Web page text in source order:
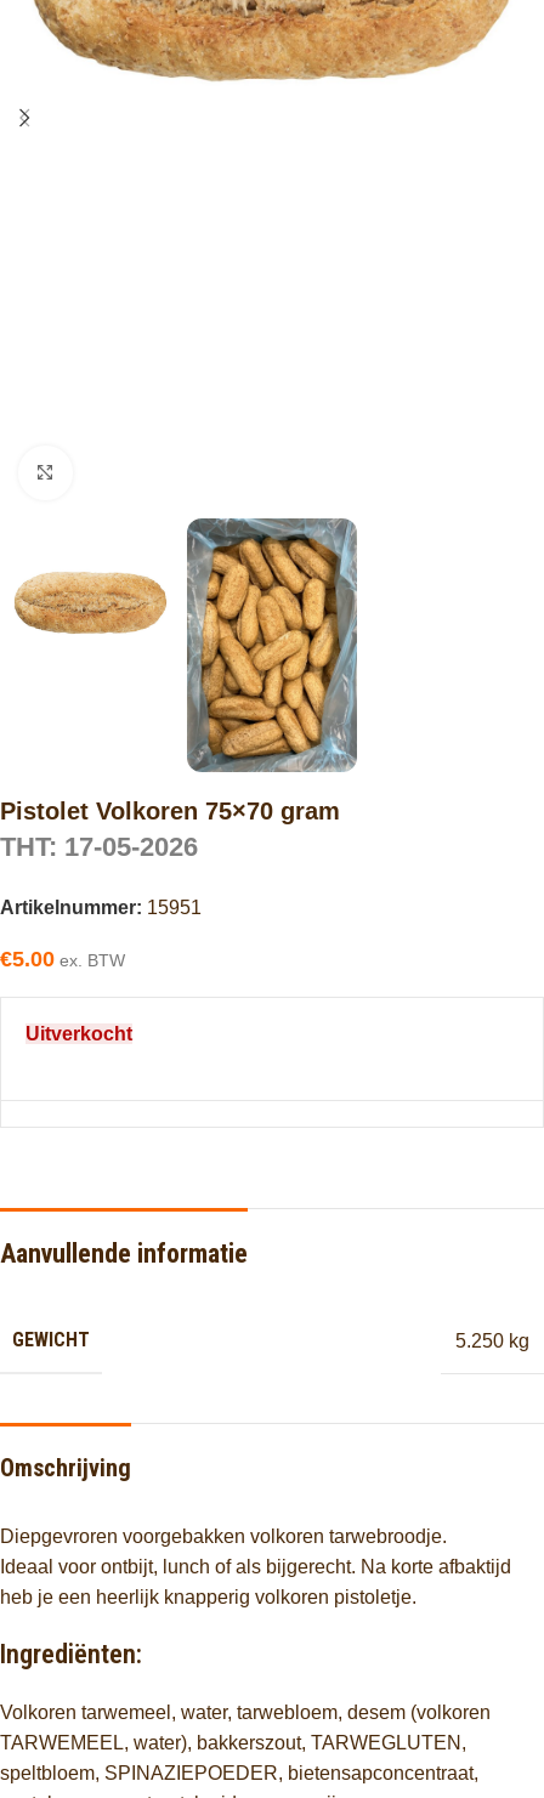
Pistolet Volkoren 75×70 gram
THT: 17-05-2026
Artikelnummer: 15951
€5.00 ex. BTW
Uitverkocht
Aanvullende informatie
GEWICHT 5.250 kg
Omschrijving
Diepgevroren voorgebakken volkoren tarwebroodje.
Ideaal voor ontbijt, lunch of als bijgerecht. Na korte afbaktijd
heb je een heerlijk knapperig volkoren pistoletje.
Ingrediënten:
Volkoren tarwemeel, water, tarwebloem, desem (volkoren
TARWEMEEL, water), bakkerszout, TARWEGLUTEN,
speltbloem, SPINAZIEPOEDER, bietensapconcentraat,